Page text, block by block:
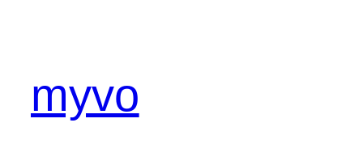
myvo